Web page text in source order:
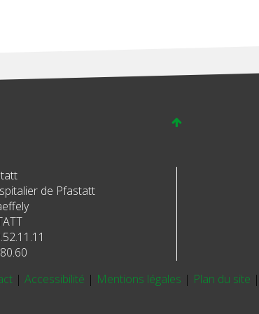
de Pfastatt
| Accessibilité | Mentions légales | Plan du site |